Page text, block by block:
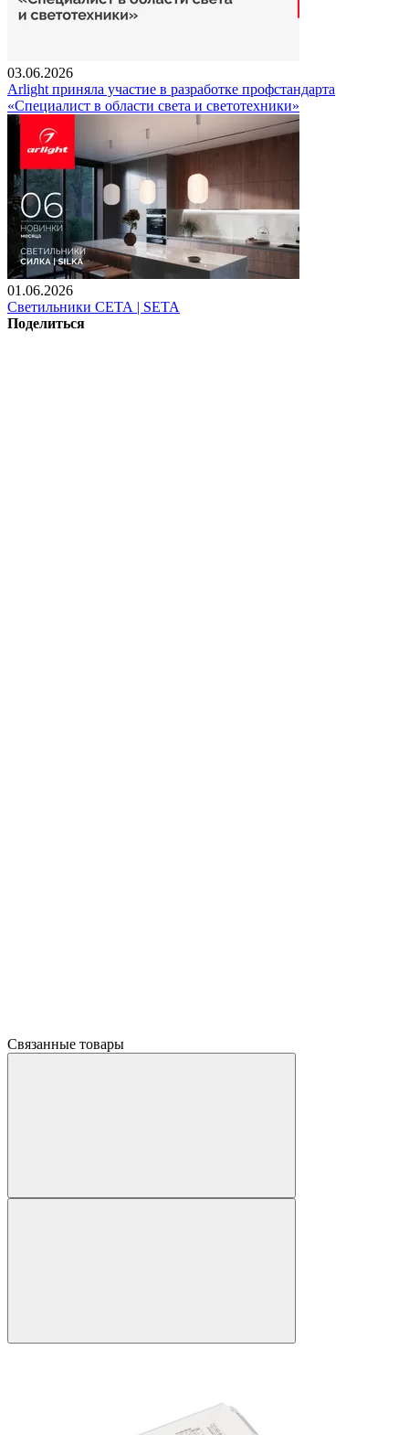
03.06.2026
Arlight приняла участие в разработке профстандарта
«Специалист в области света и светотехники»
01.06.2026
Светильники СЕТА | SETA
Поделиться
Связанные товары